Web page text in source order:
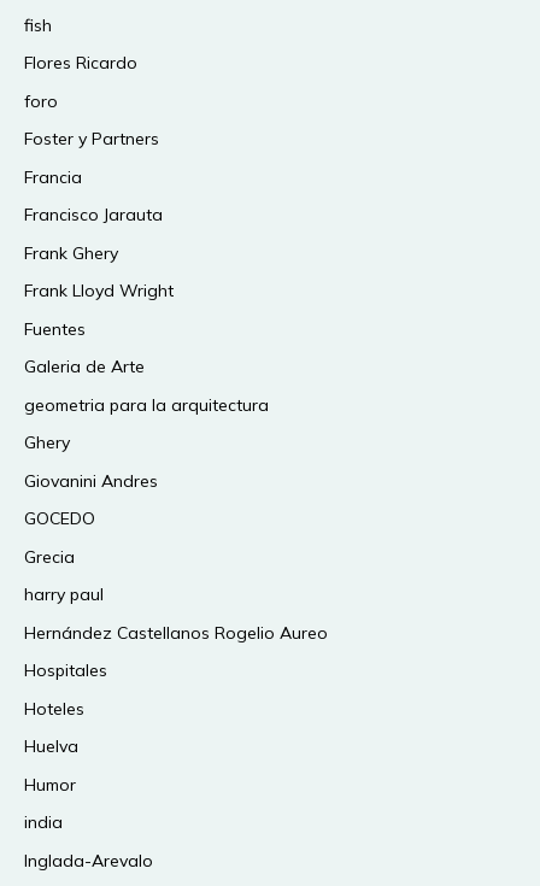
fish
Flores Ricardo
foro
Foster y Partners
Francia
Francisco Jarauta
Frank Ghery
Frank Lloyd Wright
Fuentes
Galeria de Arte
geometria para la arquitectura
Ghery
Giovanini Andres
GOCEDO
Grecia
harry paul
Hernández Castellanos Rogelio Aureo
Hospitales
Hoteles
Huelva
Humor
india
Inglada-Arevalo